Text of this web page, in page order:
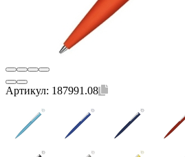
Артикул: 187991.08